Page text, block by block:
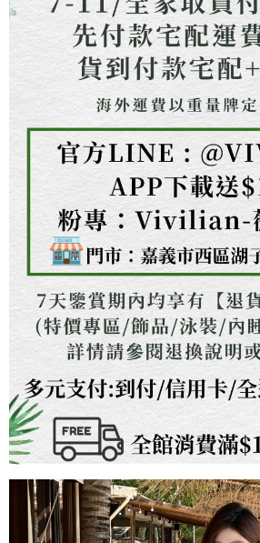
請求用戶進行身份認證。
５．嚴禁一人註冊多個帳號或使用他人資訊註冊
恩沛科技股份有限公司將有權停止該用戶之使用